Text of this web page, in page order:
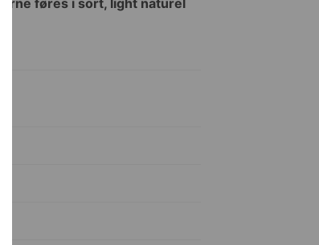
føres i sort, light naturel